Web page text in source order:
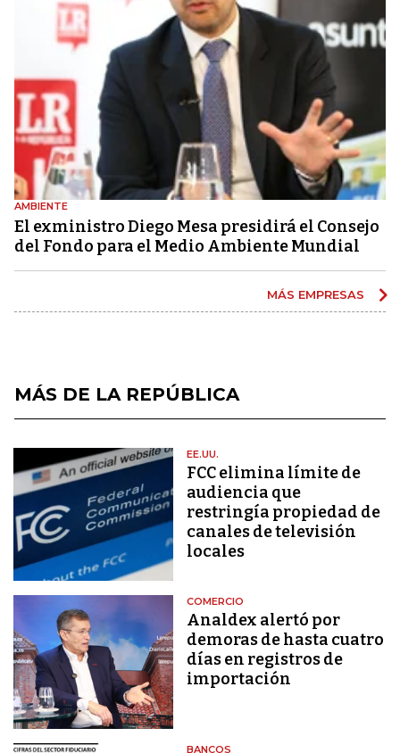
AMBIENTE
El exministro Diego Mesa presidirá el Consejo
del Fondo para el Medio Ambiente Mundial
MÁS EMPRESAS
MÁS DE LA REPÚBLICA
EE.UU.
FCC elimina límite de
audiencia que
restringía propiedad de
canales de televisión
locales
COMERCIO
Analdex alertó por
demoras de hasta cuatro
días en registros de
importación
BANCOS